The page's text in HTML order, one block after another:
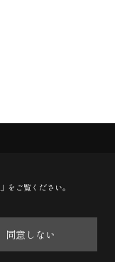
」をご覧ください。
同意しない